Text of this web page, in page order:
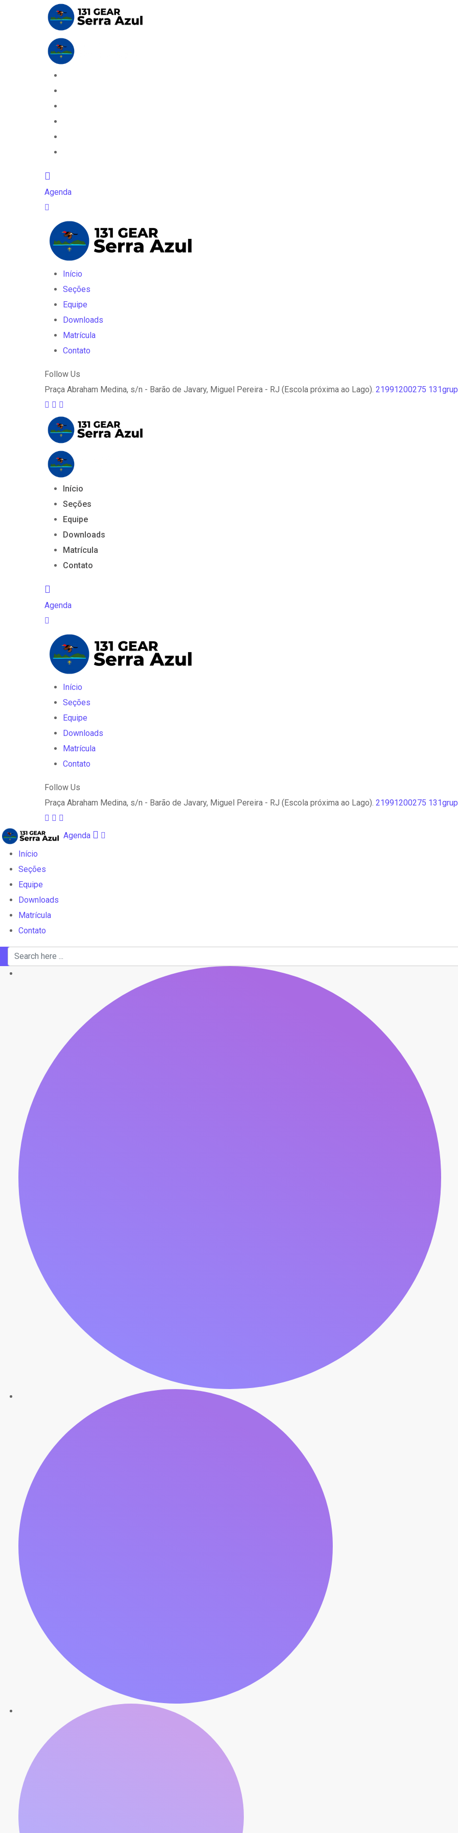
Agenda
Início
Seções
Equipe
Downloads
Matrícula
Contato
Follow Us
Praça Abraham Medina, s/n - Barão de Javary, Miguel Pereira - RJ (Escola próxima ao Lago). 21991200275
Início
Seções
Equipe
Downloads
Matrícula
Contato
Agenda
Início
Seções
Equipe
Downloads
Matrícula
Contato
Follow Us
Praça Abraham Medina, s/n - Barão de Javary, Miguel Pereira - RJ (Escola próxima ao Lago). 21991200275
Agenda
Início
Seções
Equipe
Downloads
Matrícula
Contato